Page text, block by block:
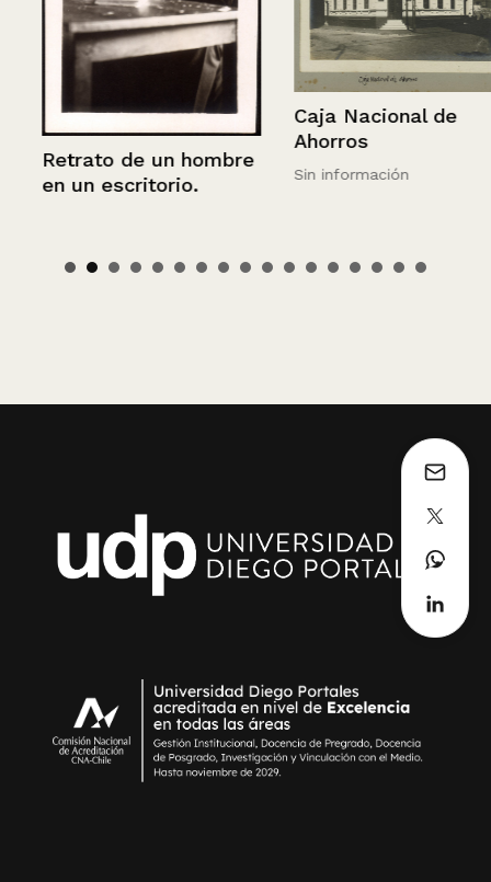
Retrato de un hombre
en un escritorio.
Caja Nacional de
Ahorros
Sin información